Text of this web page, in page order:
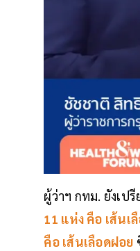
ผู้ว่าฯ กทม. ยังเป
11 แห่ง คือ เส้น
คือ เส้นเลือดฝอย